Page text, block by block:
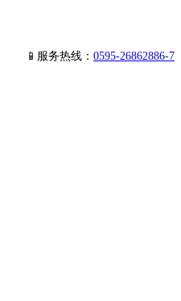
📱服务热线： 0595-26862886-7